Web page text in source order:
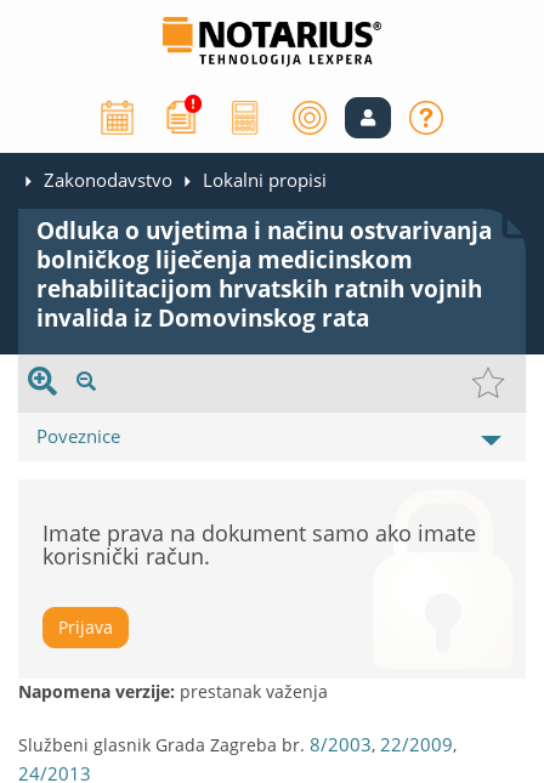
Zakonodavstvo Lokalni propisi
Odluka o uvjetima i načinu ostvarivanja
bolničkog liječenja medicinskom
rehabilitacijom hrvatskih ratnih vojnih
invalida iz Domovinskog rata
Poveznice
Imate prava na dokument samo ako imate
korisnički račun.
Prijava
Napomena verzije: prestanak važenja
Službeni glasnik Grada Zagreba br. 8/2003, 22/2009,
24/2013